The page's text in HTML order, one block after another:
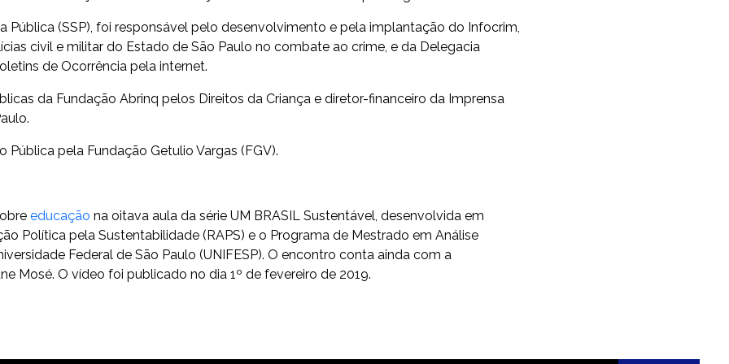
Pública (SSP), foi responsável pelo desenvolvimento e pela implantação do Infocrim,
civil e militar do Estado de São Paulo no combate ao crime, e da Delegacia
de Ocorrência pela internet.
da Fundação Abrinq pelos Direitos da Criança e diretor-financeiro da Imprensa
Pública pela Fundação Getulio Vargas (FGV).
educação na oitava aula da série UM BRASIL Sustentável, desenvolvida em
Política pela Sustentabilidade (RAPS) e o Programa de Mestrado em Análise
Federal de São Paulo (UNIFESP). O encontro conta ainda com a
Mosé. O vídeo foi publicado no dia 1º de fevereiro de 2019.